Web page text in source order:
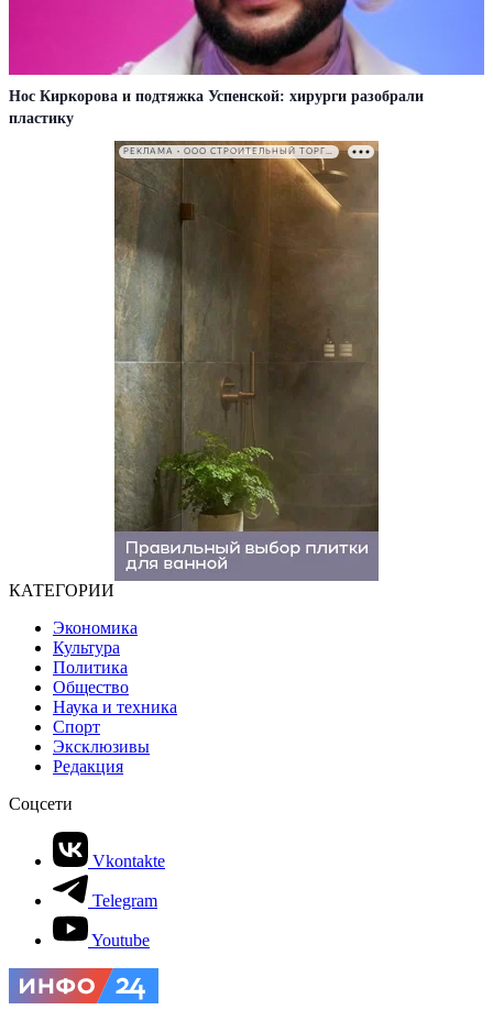
Нос Киркорова и подтяжка Успенской: хирурги разобрали
пластику
РЕКЛАМА • ООО СТРОИТЕЛЬНЫЙ ТОРГОВЫЙ ДОМ «ПЕТРОВИЧ». ИНН: 7802348846
КАТЕГОРИИ
Экономика
Культура
Политика
Общество
Наука и техника
Спорт
Эксклюзивы
Редакция
Соцсети
Vkontakte
Telegram
Youtube